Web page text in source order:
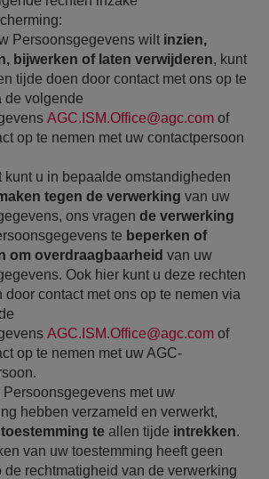
Persoonsgegevens wilt inzien,
bijwerken of laten verwijderen, kunt
tijde doen door contact met ons op te
de volgende
AGC.ISM.Office@agc.com of
op te nemen met uw contactpersoon
kunt u in bepaalde omstandigheden
tegen de verwerking van uw
ons vragen de verwerking
te beperken of
om overdraagbaarheid van uw
Ook hier kunt u deze rechten
door contact met ons op te nemen via
AGC.ISM.Office@agc.com of
op te nemen met uw AGC-
met uw
hebben verzameld en verwerkt,
te allen tijde intrekken.
van uw toestemming heeft geen
de rechtmatigheid van de verwerking